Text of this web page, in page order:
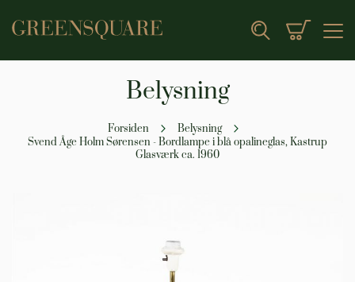
Search Min
Belysning
Forsiden
Belysning
Svend Åge Holm Sørensen - Bordlampe i blå opalineglas, Kastrup
Glasværk ca. 1960